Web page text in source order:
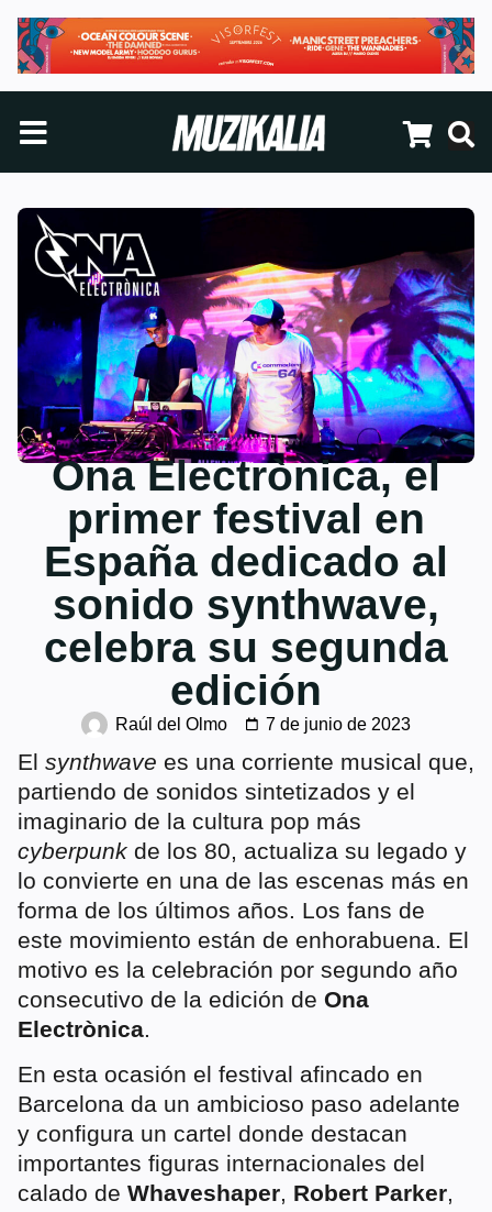
Ona Electrònica, el
primer festival en
España dedicado al
sonido synthwave,
celebra su segunda
edición
Raúl del Olmo 7 de junio de 2023
El synthwave es una corriente musical que,
partiendo de sonidos sintetizados y el
imaginario de la cultura pop más
cyberpunk de los 80, actualiza su legado y
lo convierte en una de las escenas más en
forma de los últimos años. Los fans de
este movimiento están de enhorabuena. El
motivo es la celebración por segundo año
consecutivo de la edición de Ona
Electrònica.
En esta ocasión el festival afincado en
Barcelona da un ambicioso paso adelante
y configura un cartel donde destacan
importantes figuras internacionales del
calado de Whaveshaper, Robert Parker,